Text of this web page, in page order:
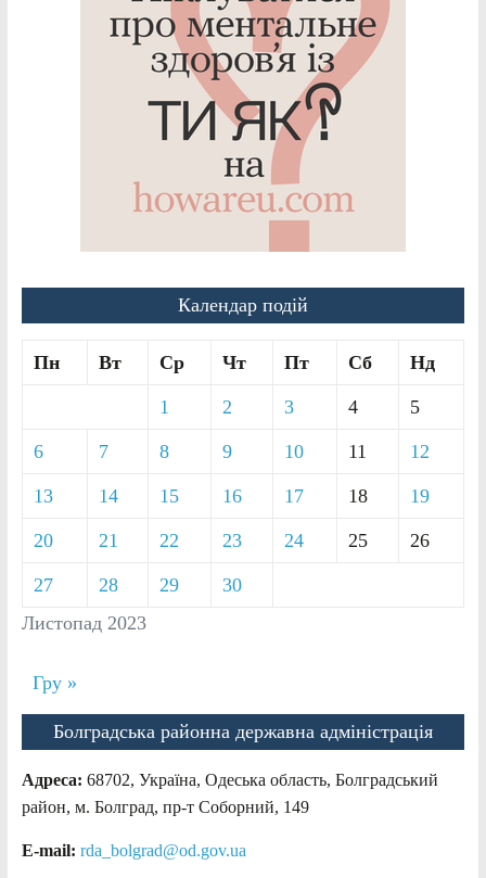
Календар подій
Листопад 2023
Пн Вт Ср Чт Пт Сб Нд
1 2 3 4 5
6 7 8 9 10 11 12
13 14 15 16 17 18 19
20 21 22 23 24 25 26
27 28 29 30
Гру »
Болградська районна державна адміністрація
Адреса: 68702, Україна, Одеська область, Болградський
район, м. Болград, пр-т Соборний, 149
E-mail: rda_bolgrad@od.gov.ua